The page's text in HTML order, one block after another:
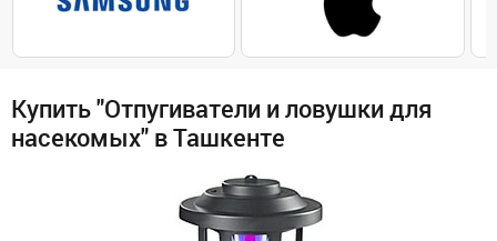
Купить "Отпугиватели и ловушки для
насекомых" в Ташкенте